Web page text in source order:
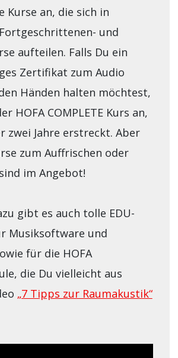
Kurse an, die sich in
und
aufteilen. Falls Du ein
Zertifikat zum Audio
Händen halten möchtest,
HOFA COMPLETE Kurs an,
zwei Jahre erstreckt. Aber
zum Auffrischen oder
im Angebot!
gibt es auch tolle EDU-
Musiksoftware und
für die HOFA
die Du vielleicht aus
„7 Tipps zur Raumakustik“